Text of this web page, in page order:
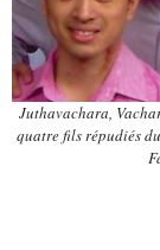
Juthavachara,
quatre fils répudiés